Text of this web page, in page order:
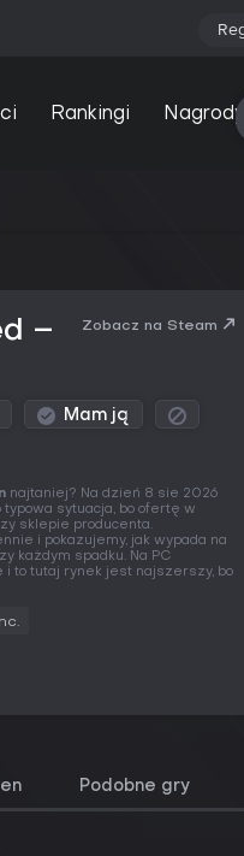
Rankingi Nagrody
–
Zobacz na Steam
Mam ją
najtaniej? Na dzień 8 sie 2026
typowa sytuacja, bo ofertę w
sklepie producenta.
i pokazujemy, jak wypada na
każdym spadku. Na PC
i to tutaj rynek jest najszerszy, bo
Podobne gry